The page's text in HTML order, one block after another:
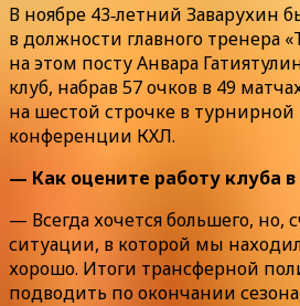
В ноябре 43‑летний Заварухин
в должности главного тренера
на этом посту Анвара
клуб, набрав 57 очков в 49
на шестой строчке в
конференции КХЛ.
— Как оцените работу клуба
— Всегда хочется большего, но,
ситуации, в которой мы
хорошо. Итоги трансферной
подводить по окончании